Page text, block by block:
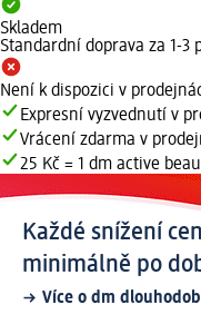
Skladem
Standardní doprava za 1-3
Není k dispozici v
Expresní vyzvednutí v
Vrácení zdarma v
25 Kč = 1 dm active
Každé snížení
minimálně po
Více o dm